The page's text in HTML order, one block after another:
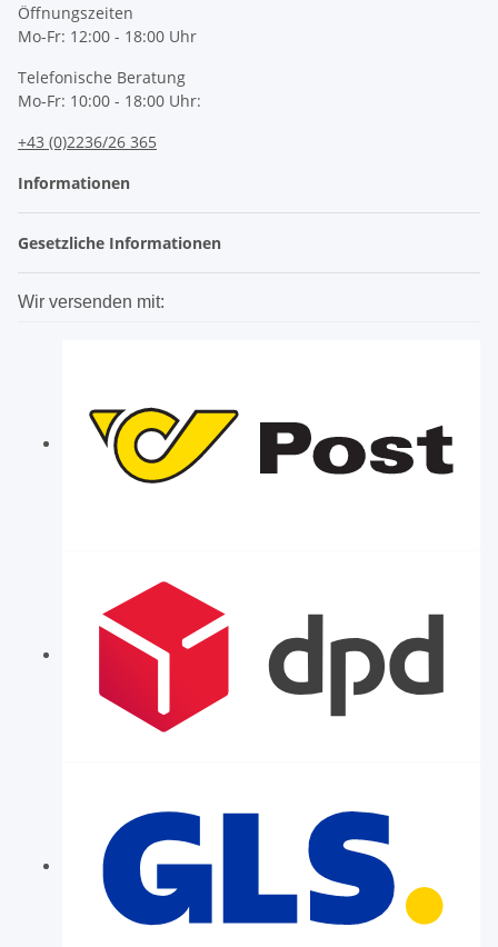
Öffnungszeiten
Mo-Fr: 12:00 - 18:00 Uhr
Telefonische Beratung
Mo-Fr: 10:00 - 18:00 Uhr:
+43 (0)2236/26 365
Informationen
Gesetzliche Informationen
Wir versenden mit: